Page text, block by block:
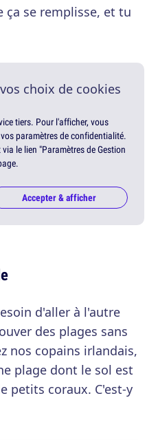
se remplisse, et tu
choix de cookies
tiers. Pour l'afficher, vous
paramètres de confidentialité.
le lien "Paramètres de Gestion
Accepter & afficher
d'aller à l'autre
des plages sans
nos copains irlandais,
plage dont le sol est
petits coraux. C'est-y